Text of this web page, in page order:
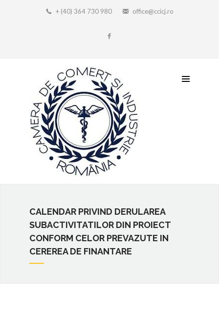
+ (40) 364 730 980 office@ccicj.ro
CALENDAR PRIVIND DERULAREA
SUBACTIVITATILOR DIN PROIECT
CONFORM CELOR PREVAZUTE IN
CEREREA DE FINANTARE